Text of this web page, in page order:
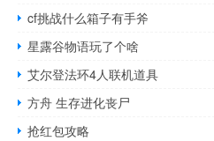
cf挑战什么箱子有手斧
星露谷物语玩了个啥
艾尔登法环4人联机道具
方舟 生存进化丧尸
抢红包攻略